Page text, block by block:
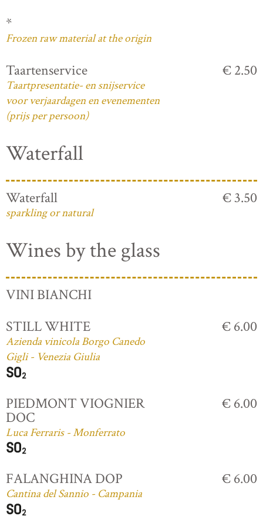
*
Frozen raw material at the origin
Taartenservice
Taartpresentatie- en snijservice
voor verjaardagen en evenementen
(prijs per persoon)
€ 2.50
Waterfall
Waterfall
sparkling or natural
€ 3.50
Wines by the glass
VINI BIANCHI
STILL WHITE
Azienda vinicola Borgo Canedo
Gigli - Venezia Giulia
€ 6.00
PIEDMONT VIOGNIER
DOC
Luca Ferraris - Monferrato
€ 6.00
FALANGHINA DOP
Cantina del Sannio - Campania
€ 6.00